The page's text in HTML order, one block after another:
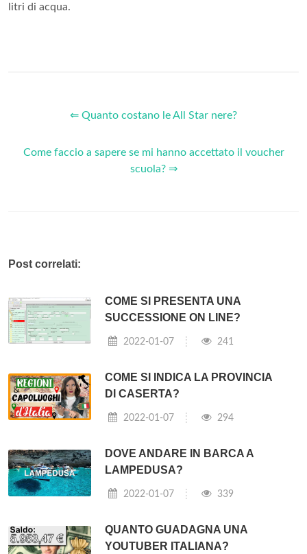
litri di acqua.
⇐ Quanto costano le All Star nere?
Come faccio a sapere se mi hanno accettato il voucher
scuola? ⇒
Post correlati:
COME SI PRESENTA UNA
SUCCESSIONE ON LINE?
2022-01-07 241
COME SI INDICA LA PROVINCIA
DI CASERTA?
2022-01-07 294
DOVE ANDARE IN BARCA A
LAMPEDUSA?
2022-01-07 339
QUANTO GUADAGNA UNA
YOUTUBER ITALIANA?